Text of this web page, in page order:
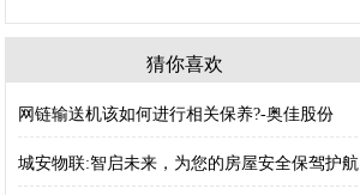
猜你喜欢
网链输送机该如何进行相关保养?-奥佳股份
城安物联:智启未来，为您的房屋安全保驾护航